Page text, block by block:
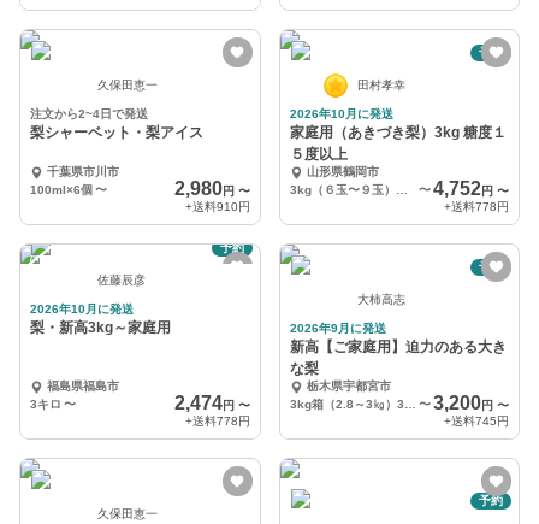
久保田恵一
注文から2~4日で発送
梨シャーベット・梨アイス
千葉県市川市
100ml×6個 〜 2,980円 〜
+送料910円
予約
田村孝幸
2026年10月に発送
家庭用（あきづき梨）3kg 糖度１
５度以上
山形県鶴岡市
〜4,752円 〜
+送料778円
予約
佐藤辰彦
2026年10月に発送
梨・新高3kg～家庭用
福島県福島市
3キロ 〜 2,474円 〜
+送料778円
予約
大柿高志
2026年9月に発送
新高【ご家庭用】迫力のある大き
な梨
栃木県宇都宮市
〜3,200円 〜
+送料745円
久保田恵一
予約